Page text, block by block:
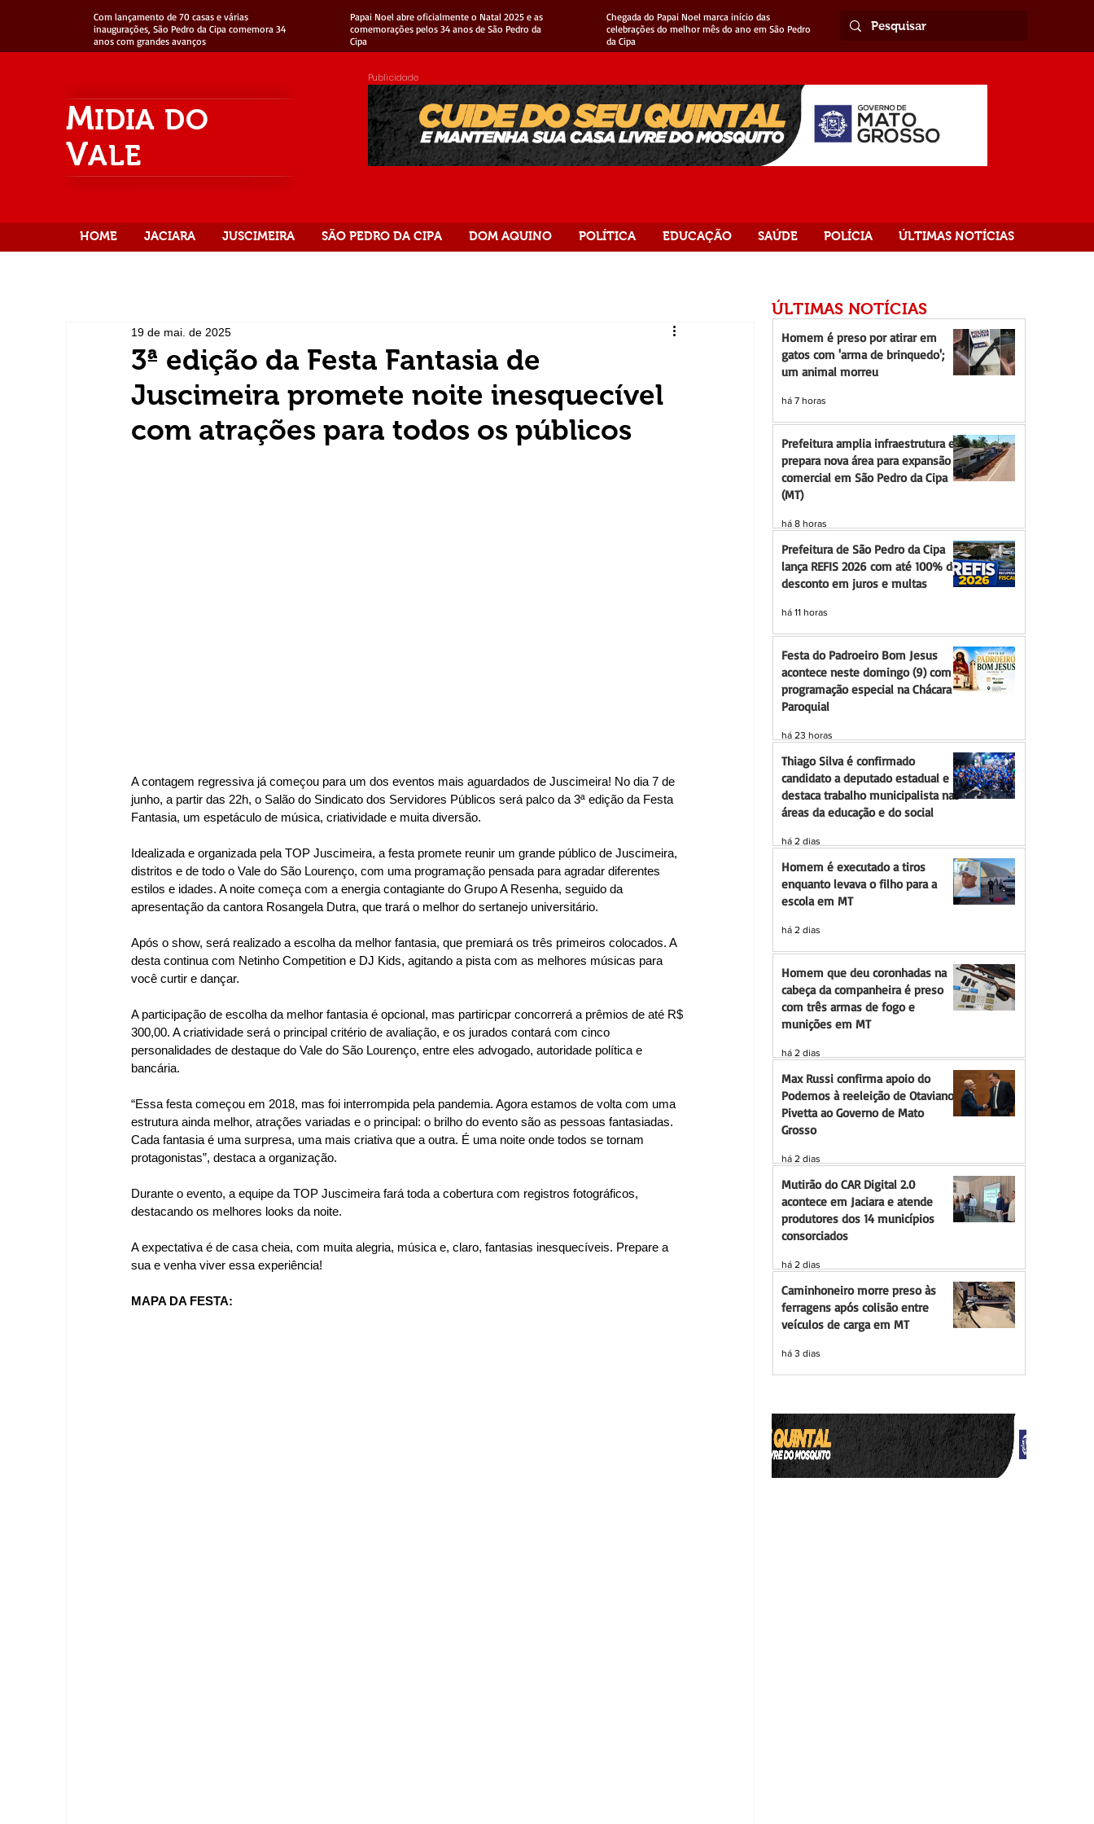
Com lançamento de 70 casas e várias
inaugurações, São Pedro da Cipa comemora 34
anos com grandes avanços
Papai Noel abre oficialmente o Natal 2025 e as
comemorações pelos 34 anos de São Pedro da
Cipa
Chegada do Papai Noel marca início das
celebrações do melhor mês do ano em São Pedro
da Cipa
MIDIA DO
VALE
Publicidade
HOME JACIARA JUSCIMEIRA SÃO PEDRO DA CIPA DOM AQUINO POLÍTICA EDUCAÇÃO SAÚDE POLÍCIA ÚLTIMAS NOTÍCIAS
3ª edição da Festa Fantasia de
Juscimeira promete noite inesquecível
com atrações para todos os públicos
19 de mai. de 2025
A contagem regressiva já começou para um dos eventos mais aguardados de Juscimeira! No dia 7 de
junho, a partir das 22h, o Salão do Sindicato dos Servidores Públicos será palco da 3ª edição da Festa
Fantasia, um espetáculo de música, criatividade e muita diversão.
Idealizada e organizada pela TOP Juscimeira, a festa promete reunir um grande público de Juscimeira,
distritos e de todo o Vale do São Lourenço, com uma programação pensada para agradar diferentes
estilos e idades. A noite começa com a energia contagiante do Grupo A Resenha, seguido da
apresentação da cantora Rosangela Dutra, que trará o melhor do sertanejo universitário.
Após o show, será realizado a escolha da melhor fantasia, que premiará os três primeiros colocados. A
desta continua com Netinho Competition e DJ Kids, agitando a pista com as melhores músicas para
você curtir e dançar.
A participação de escolha da melhor fantasia é opcional, mas partiricpar concorrerá a prêmios de até R$
300,00. A criatividade será o principal critério de avaliação, e os jurados contará com cinco
personalidades de destaque do Vale do São Lourenço, entre eles advogado, autoridade política e
bancária.
“Essa festa começou em 2018, mas foi interrompida pela pandemia. Agora estamos de volta com uma
estrutura ainda melhor, atrações variadas e o principal: o brilho do evento são as pessoas fantasiadas.
Cada fantasia é uma surpresa, uma mais criativa que a outra. É uma noite onde todos se tornam
protagonistas”, destaca a organização.
Durante o evento, a equipe da TOP Juscimeira fará toda a cobertura com registros fotográficos,
destacando os melhores looks da noite.
A expectativa é de casa cheia, com muita alegria, música e, claro, fantasias inesquecíveis. Prepare a
sua e venha viver essa experiência!
MAPA DA FESTA:
ÚLTIMAS NOTÍCIAS
Homem é preso por atirar em
gatos com 'arma de brinquedo';
um animal morreu
há 7 horas
Prefeitura amplia infraestrutura e
prepara nova área para expansão
comercial em São Pedro da Cipa
(MT)
há 8 horas
Prefeitura de São Pedro da Cipa
lança REFIS 2026 com até 100% de
desconto em juros e multas
há 11 horas
Festa do Padroeiro Bom Jesus
acontece neste domingo (9) com
programação especial na Chácara
Paroquial
há 23 horas
Thiago Silva é confirmado
candidato a deputado estadual e
destaca trabalho municipalista nas
áreas da educação e do social
há 2 dias
Homem é executado a tiros
enquanto levava o filho para a
escola em MT
há 2 dias
Homem que deu coronhadas na
cabeça da companheira é preso
com três armas de fogo e
munições em MT
há 2 dias
Max Russi confirma apoio do
Podemos à reeleição de Otaviano
Pivetta ao Governo de Mato
Grosso
há 2 dias
Mutirão do CAR Digital 2.0
acontece em Jaciara e atende
produtores dos 14 municípios
consorciados
há 2 dias
Caminhoneiro morre preso às
ferragens após colisão entre
veículos de carga em MT
há 3 dias